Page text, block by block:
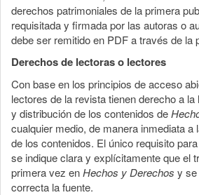
derechos patrimoniales de la primera
requisitada y firmada por las autoras o
debe ser remitido en PDF a través de la
Derechos de lectoras o lectores
Con base en los principios de acceso
lectores de la revista tienen derecho a
y distribución de los contenidos de
cualquier medio, de manera inmediata a
de los contenidos. El único requisito
se indique clara y explícitamente que el
primera vez enHechos y Derechos y se
correcta la fuente.